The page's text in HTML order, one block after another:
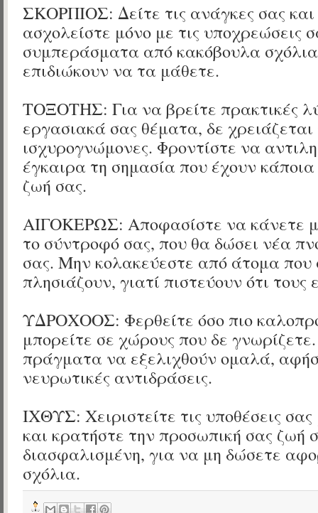
ΣΚΟΡΠΙΟΣ: Δείτε τις ανάγκες σας
ασχολείστε μόνο με τις υποχρεώσεις
συμπεράσματα από κακόβουλα
επιδιώκουν να τα μάθετε.
ΤΟΞΟΤΗΣ: Για να βρείτε πρακτικές
εργασιακά σας θέματα, δε χρειάζεται
ισχυρογνώμονες. Φροντίστε να
έγκαιρα τη σημασία που έχουν
ζωή σας.
ΑΙΓΟΚΕΡΩΣ: Αποφασίστε να κάνετε
το σύντροφό σας, που θα δώσει νέα
σας. Μην κολακεύεστε από άτομα που
πλησιάζουν, γιατί πιστεύουν ότι τους
ΥΔΡΟΧΟΟΣ: Φερθείτε όσο πιο
μπορείτε σε χώρους που δε
πράγματα να εξελιχθούν ομαλά,
νευρωτικές αντιδράσεις.
ΙΧΘΥΣ: Χειριστείτε τις υποθέσεις
και κρατήστε την προσωπική σας ζωή
διασφαλισμένη, για να μη δώσετε
σχόλια.